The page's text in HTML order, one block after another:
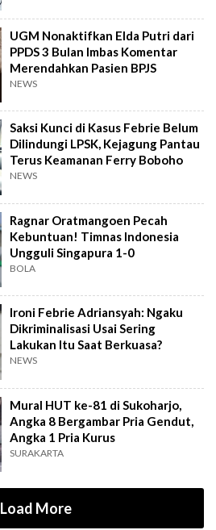
UGM Nonaktifkan Elda Putri dari
PPDS 3 Bulan Imbas Komentar
Merendahkan Pasien BPJS
NEWS
Saksi Kunci di Kasus Febrie Belum
Dilindungi LPSK, Kejagung Pantau
Terus Keamanan Ferry Boboho
NEWS
Ragnar Oratmangoen Pecah
Kebuntuan! Timnas Indonesia
Ungguli Singapura 1-0
BOLA
Ironi Febrie Adriansyah: Ngaku
Dikriminalisasi Usai Sering
Lakukan Itu Saat Berkuasa?
NEWS
Mural HUT ke-81 di Sukoharjo,
Angka 8 Bergambar Pria Gendut,
Angka 1 Pria Kurus
SURAKARTA
Load More